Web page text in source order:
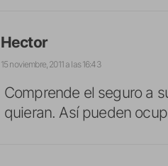
Hector
15 noviembre, 2011 a las 16:43
Comprende el seguro a
quieran. Así pueden